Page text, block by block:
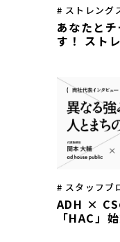
# ストレング
あなたと
す！ スト
# スタッフブ
ADH × CS
「HAC」